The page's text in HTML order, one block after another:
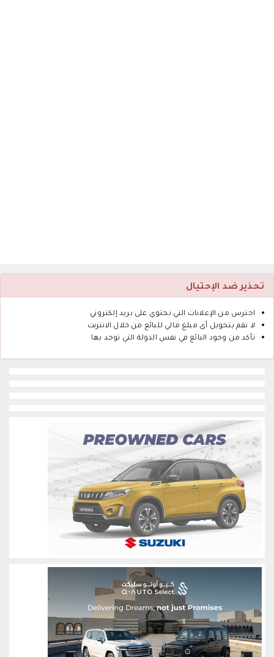
تحذير ضد الإحتيال
احترس من الإعلانات التي تحتوي على بريد إلكتروني
لا تقم بتحويل أى مبلغ مالي للبائع من خلال الانترنت
تأكد من وجود البائع في نفس الدولة التي توجد بها